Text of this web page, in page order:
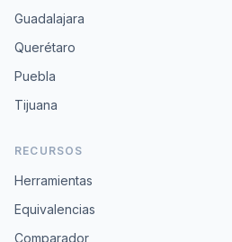
Guadalajara
Querétaro
Puebla
Tijuana
RECURSOS
Herramientas
Equivalencias
Comparador